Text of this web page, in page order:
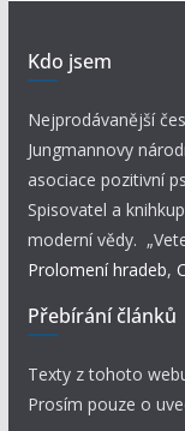
Kdo jsem
Nejprodávanější
Jungmannovy
asociace pozitivní
Spisovatel a
moderní vědy.
Prolomení hradeb,
Přebírání článků
Texty z tohoto
Prosím pouze o